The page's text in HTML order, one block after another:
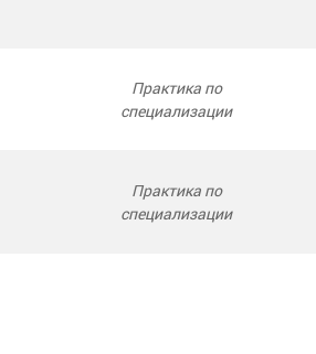
Практика по
специализации
Практика по
специализации